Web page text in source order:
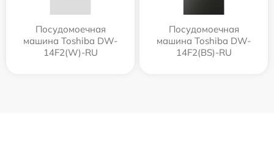
Посудомоечная
машина Toshiba DW-
14F2(W)-RU
Посудомоечная
машина Toshiba DW-
14F2(BS)-RU